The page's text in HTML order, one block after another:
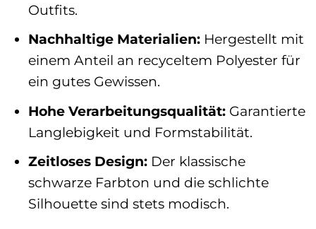
Outfits.
Nachhaltige Materialien:Hergestellt mit
einem Anteil an recyceltem Polyester für
ein gutes Gewissen.
Hohe Verarbeitungsqualität:Garantierte
Langlebigkeit und Formstabilität.
Zeitloses Design:Der klassische
schwarze Farbton und die schlichte
Silhouette sind stets modisch.